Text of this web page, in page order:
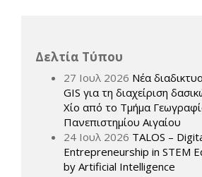
Δελτία Τύπου
27 Ιουλ 2026 Νέα
GIS για τη διαχείριση
Χίο από το Τμήμα
Πανεπιστημίου Αιγαίου
24 Ιουλ 2026 TALOS –
Entrepreneurship in STEM
by Artificial Intelligence